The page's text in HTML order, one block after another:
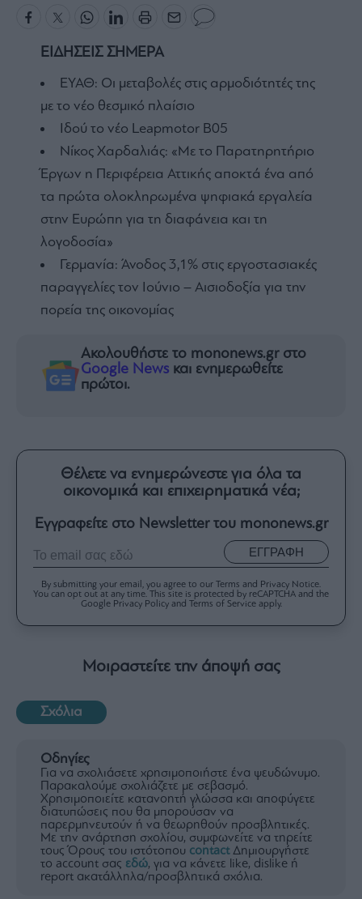
ΕΙΔΗΣΕΙΣ ΣΗΜΕΡΑ
ΕΥΑΘ: Οι μεταβολές στις αρμοδιότητές της
με το νέο θεσμικό πλαίσιο
Ιδού τo νέο Leapmotor B05
Νίκος Χαρδαλιάς: «Με το Παρατηρητήριο
Έργων η Περιφέρεια Αττικής αποκτά ένα από
τα πρώτα ολοκληρωμένα ψηφιακά εργαλεία
στην Ευρώπη για τη διαφάνεια και τη
λογοδοσία»
Γερμανία: Άνοδος 3,1% στις εργοστασιακές
παραγγελίες τον Ιούνιο – Αισιοδοξία για την
πορεία της οικονομίας
Ακολουθήστε το mononews.gr στο
Google News και ενημερωθείτε
πρώτοι.
Θέλετε να ενημερώνεστε για όλα τα
οικονομικά και επιχειρηματικά νέα;
Εγγραφείτε στο Newsletter του mononews.gr
ΕΓΓΡΑΦΗ
By submitting your email, you agree to our Terms and Privacy Notice.
You can opt out at any time. This site is protected by reCAPTCHA and the
Google Privacy Policy and Terms of Service apply.
Μοιραστείτε την άποψή σας
Σχόλια
Οδηγίες
Για να σχολιάσετε χρησιμοποιήστε ένα ψευδώνυμο.
Παρακαλούμε σχολιάζετε με σεβασμό.
Χρησιμοποιείτε κατανοητή γλώσσα και αποφύγετε
διατυπώσεις που θα μπορούσαν να
παρερμηνευτούν ή να θεωρηθούν προσβλητικές.
Με την ανάρτηση σχολίου, συμφωνείτε να τηρείτε
τους Όρους του ιστότοπου contactΔημιουργήστε
το account σας εδώ, για να κάνετε like, dislike ή
report ακατάλληλα/προσβλητικά σχόλια.